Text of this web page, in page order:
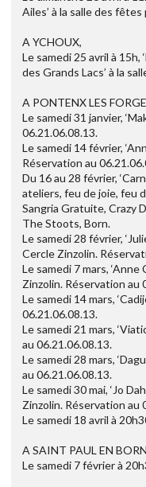
Ailes’ à la salle des
A YCHOUX,
Le samedi 25 avril à 15h,
des Grands Lacs’ à la
A PONTENX LES
Le samedi 31 janvier,
06.21.06.08.13.
Le samedi 14 février,
Réservation au
Du 16 au 28 février,
ateliers, feu de joie, feu
Sangria Gratuite, Crazy
The Stoots, Born.
Le samedi 28 février,
Cercle Zinzolin.
Le samedi 7 mars,
Zinzolin. Réservation au
Le samedi 14 mars,
06.21.06.08.13.
Le samedi 21 mars,
au 06.21.06.08.13.
Le samedi 28 mars,
au 06.21.06.08.13.
Le samedi 30 mai, ‘Jo
Zinzolin. Réservation au
Le samedi 18 avril à
A SAINT PAUL EN
Le samedi 7 février à